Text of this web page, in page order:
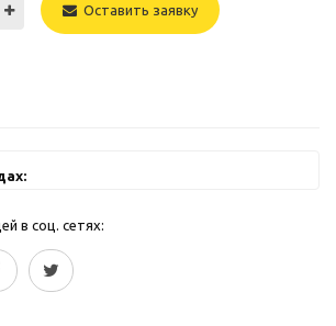
Оставить заявку
в соц. сетях: